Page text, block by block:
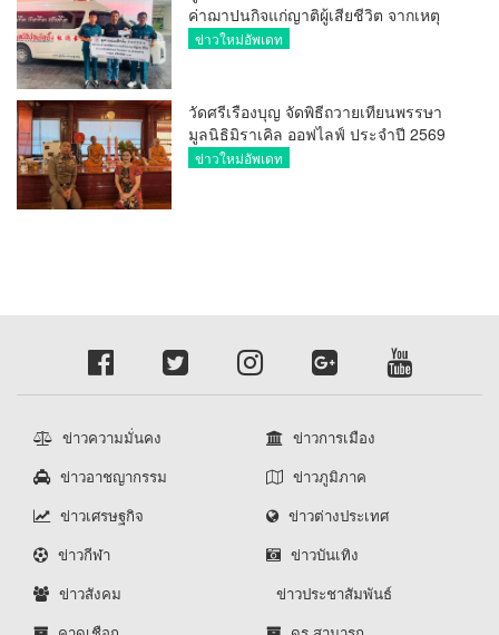
ค่าฌาปนกิจแก่ญาติผู้เสียชีวิต จากเหตุ
เพลิงไหม้ โรงเบียร์ ณ ลาดพร้าว จำนวน
ข่าวใหม่อัพเดท
วัดศรีเรืองบุญ จัดพิธีถวายเทียนพรรษา
มูลนิธิมิราเคิล ออฟไลฟ์ ประจำปี 2569
พล.ต.ต.ศิริวัฒน์ ดีพอ ให้เกียรติเป็น
ข่าวใหม่อัพเดท
ข่าวความมั่นคง
ข่าวการเมือง
ข่าวอาชญากรรม
ข่าวภูมิภาค
ข่าวเศรษฐกิจ
ข่าวต่างประเทศ
ข่าวกีฬา
ข่าวบันเทิง
ข่าวสังคม
ข่าวประชาสัมพันธ์